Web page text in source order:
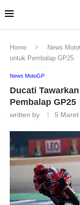
Home News
untuk Pembalap GP25
News MotoGP
Ducati
Pembalap GP25
written by 5 Maret